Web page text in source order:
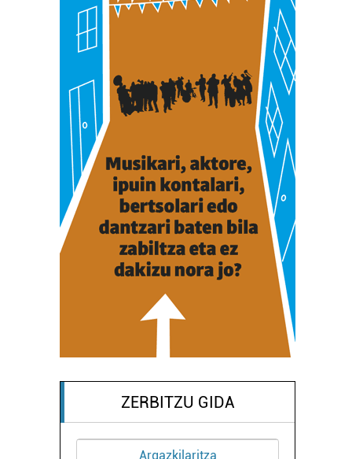
ZERBITZU GIDA
Argazkilaritza